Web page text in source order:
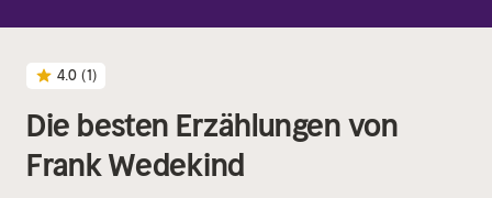
4.0 (1)
Die besten Erzählungen von
Frank Wedekind